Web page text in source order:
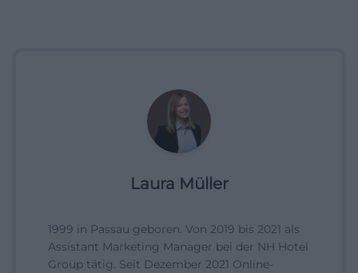
Laura Müller
1999 in Passau geboren. Von 2019 bis 2021 als
Assistant Marketing Manager bei der NH Hotel
Group tätig. Seit Dezember 2021 Online-